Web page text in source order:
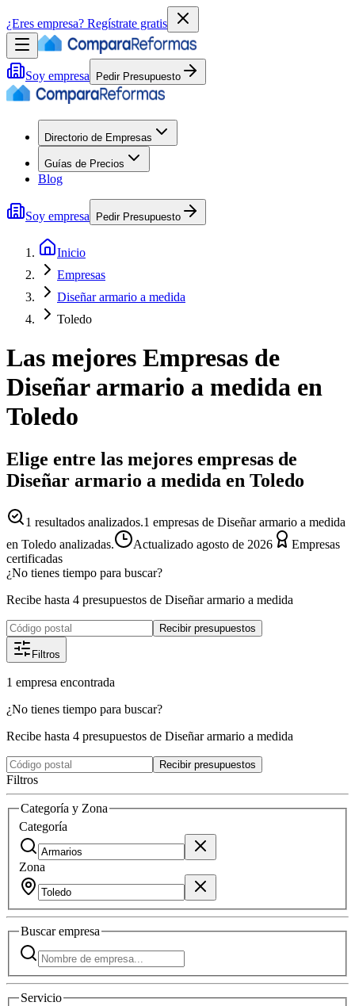
¿Eres empresa? Regístrate gratis
Soy empresa Pedir Presupuesto
Directorio de Empresas
Guías de Precios
Blog
Soy empresa Pedir Presupuesto
Inicio
Empresas
Diseñar armario a medida
Toledo
Las mejores Empresas de
Diseñar armario a medida en
Toledo
Elige entre las mejores empresas de
Diseñar armario a medida en Toledo
1 resultados analizados.1 empresas de Diseñar armario a medida
en Toledo analizadas.
Actualizado agosto de 2026
Empresas
certificadas
¿No tienes tiempo para buscar?
Recibe hasta 4 presupuestos de Diseñar armario a medida
Recibir presupuestos
Filtros
1 empresa encontrada
¿No tienes tiempo para buscar?
Recibe hasta 4 presupuestos de Diseñar armario a medida
Recibir presupuestos
Filtros
Categoría y Zona
Categoría
Zona
Buscarempresa
Servicio